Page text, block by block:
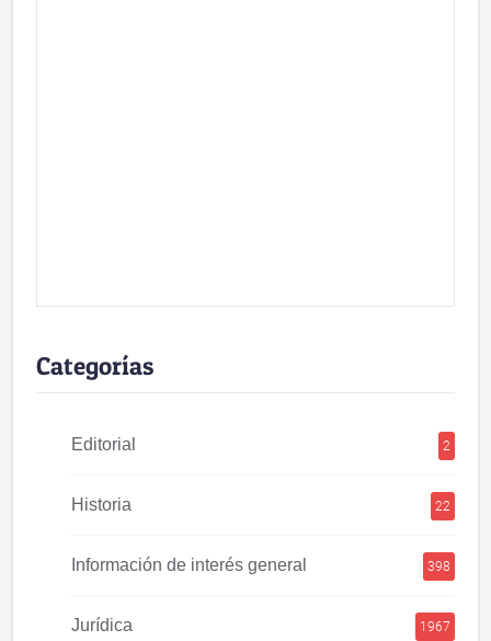
Categorías
Editorial 2
Historia 22
Información de interés general 398
Jurídica 1967